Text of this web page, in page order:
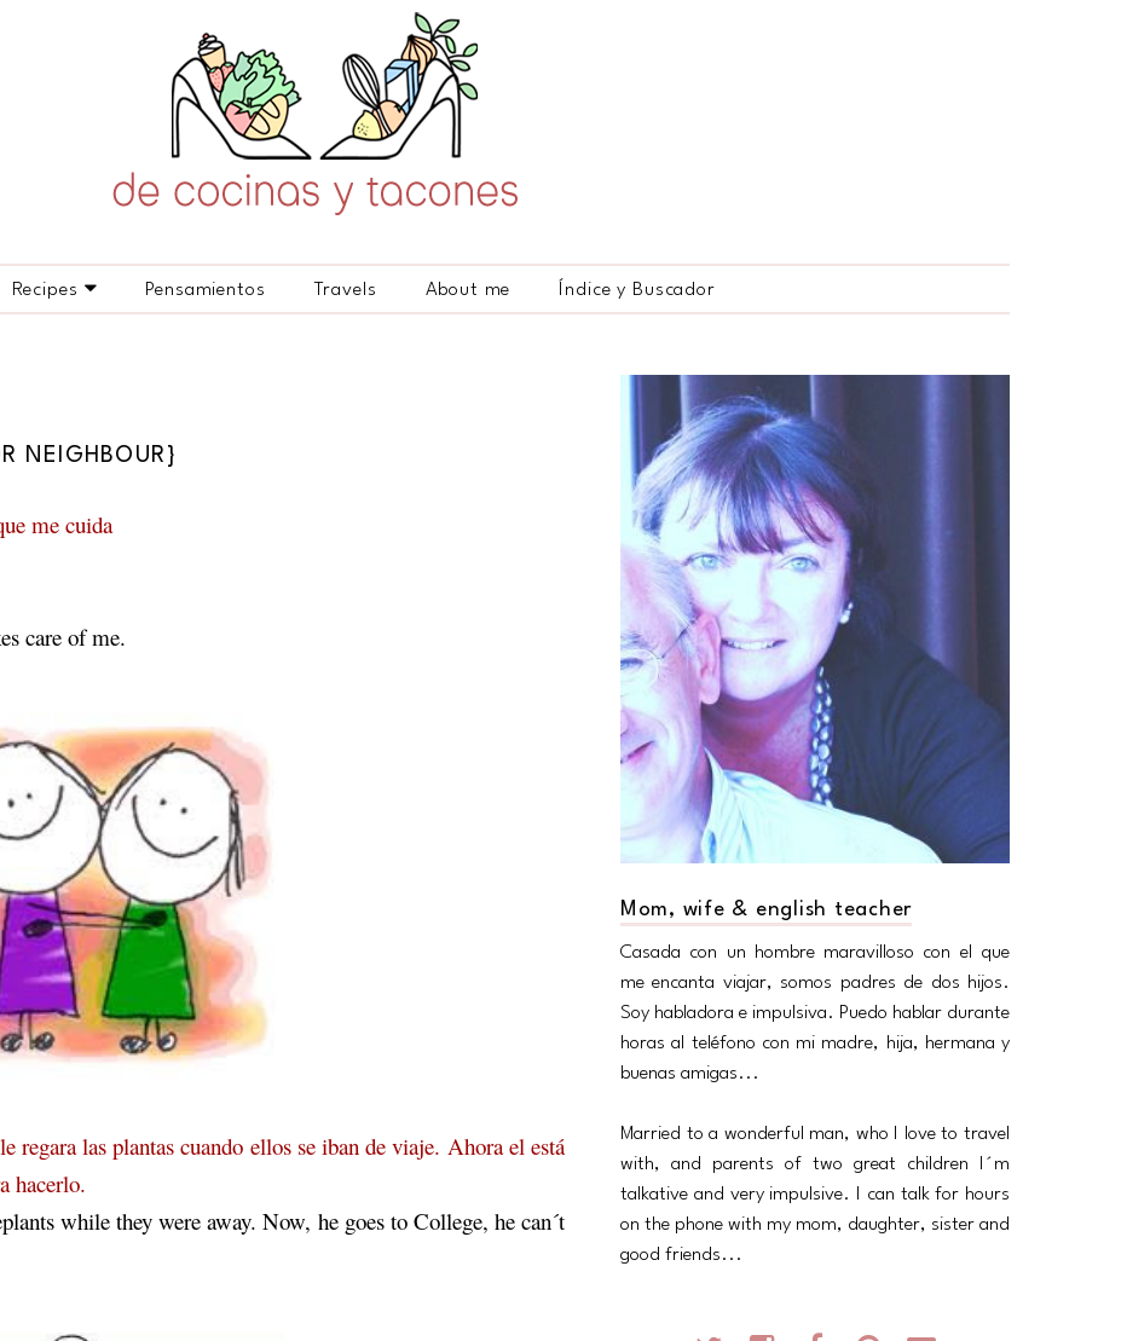
Recipes Pensamientos Travels About me Índice y Buscador
NEIGHBOUR}
me cuida
care of me.
regara las plantas cuando ellos se iban de viaje. Ahora el está
hacerlo.
while they were away. Now, he goes to College, he can´t
Mom, wife & english teacher
Casada con un hombre maravilloso con el que
me encanta viajar, somos padres de dos hijos.
Soy habladora e impulsiva. Puedo hablar durante
horas al teléfono con mi madre, hija, hermana y
buenas amigas...
Married to a wonderful man, who I love to travel
with, and parents of two great children I´m
talkative and very impulsive. I can talk for hours
on the phone with my mom, daughter, sister and
good friends...